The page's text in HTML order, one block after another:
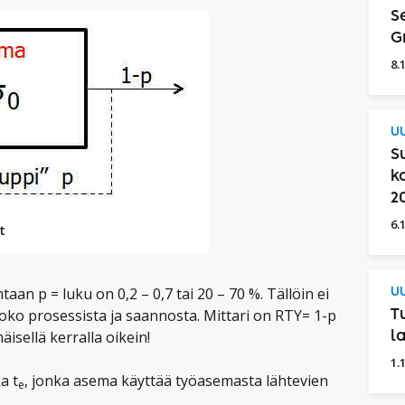
p = luku on 0,2 – 0,7 tai 20 – 70 %. Tällöin ei
prosessista ja saannosta. Mittari on RTY= 1-p
kerralla oikein!
te, jonka asema käyttää työasemasta lähtevien